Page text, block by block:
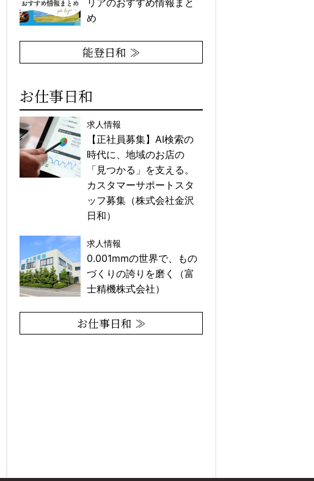
リアのおすすめ情報まと
め
能登日和 ≫
お仕事日和
求人情報
【正社員募集】AI検索の
時代に、地域のお店の
「見つかる」を支える。
カスタマーサポートスタ
ッフ募集（株式会社金沢
日和）
求人情報
0.001mmの世界で、もの
づくりの誇りを磨く（富
士精機株式会社）
お仕事日和 ≫